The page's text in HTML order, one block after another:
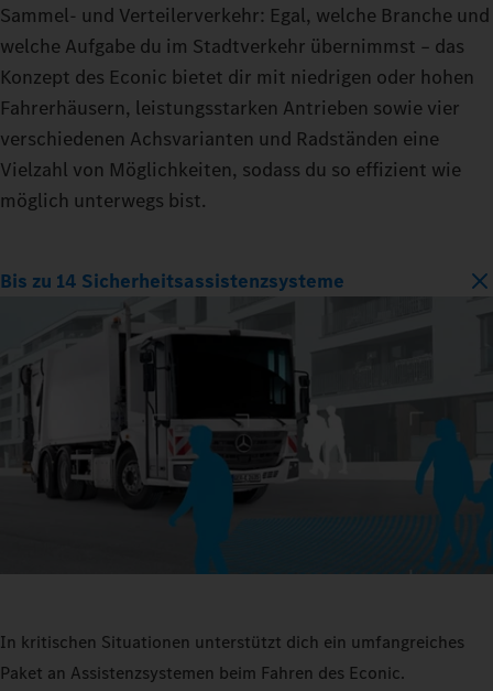
Sammel- und Verteilerverkehr: Egal, welche Branche und
welche Aufgabe du im Stadtverkehr übernimmst – das
Konzept des Econic bietet dir mit niedrigen oder hohen
Fahrerhäusern, leistungsstarken Antrieben sowie vier
verschiedenen Achsvarianten und Radständen eine
Vielzahl von Möglichkeiten, sodass du so effizient wie
möglich unterwegs bist.
Bis zu 14 Sicherheitsassistenzsysteme
In kritischen Situationen unterstützt dich ein umfangreiches
Paket an Assistenzsystemen beim Fahren des Econic.